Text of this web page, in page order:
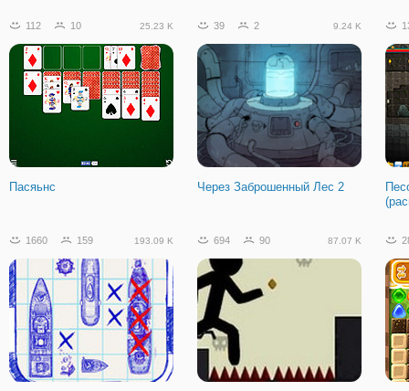
112 10 25.23 K
Пасяьнс
39 2 9.24 K
Через Заброшенный Лес 2
1660 159 193.09 K 694 90 87.07 K